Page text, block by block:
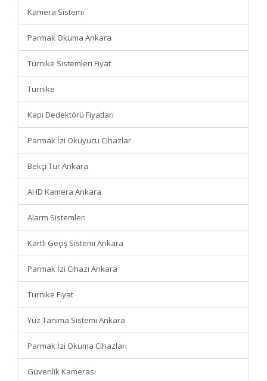
Kamera Sistemi
Parmak Okuma Ankara
Turnike Sistemleri Fiyat
Turnike
Kapı Dedektörü Fiyatları
Parmak İzi Okuyucu Cihazlar
Bekçi Tur Ankara
AHD Kamera Ankara
Alarm Sistemleri
Kartlı Geçiş Sistemi Ankara
Parmak İzi Cihazı Ankara
Turnike Fiyat
Yüz Tanıma Sistemi Ankara
Parmak İzi Okuma Cihazları
Güvenlik Kamerası